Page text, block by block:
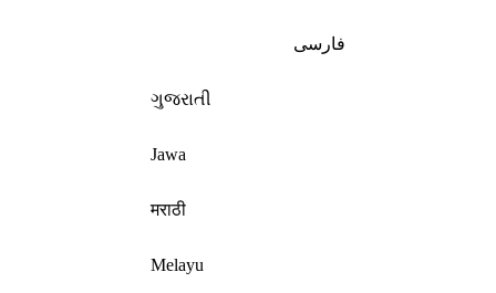
فارسی
ગુજરાતી
Jawa
मराठी
Melayu